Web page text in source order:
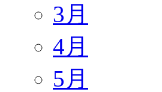
3月
4月
5月